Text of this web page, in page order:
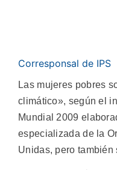
Corresponsal de IPS
Las mujeres pobres
climático», según el
Mundial 2009
especializada de la
Unidas, pero